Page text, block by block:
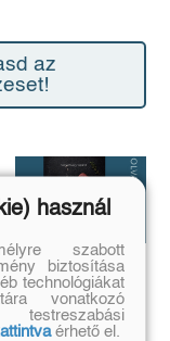
az
...és mi van ha
mégis?
...a legrosszabb
használ
szabott
biztosítása
technológiákat
vonatkozó
érhető el.